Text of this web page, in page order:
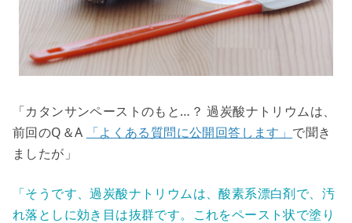
「カタンサンペーストのもと…？ 過炭酸ナトリウムは、
前回のQ＆A
「よくある質問に公開回答します」 で聞き
ましたが」
「そうです、過炭酸ナトリウムは、酸素系漂白剤で、汚
れ落としに効き目は抜群です。これをペースト状で塗り